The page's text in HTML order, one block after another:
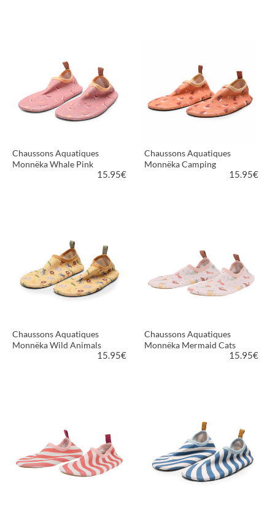
Chaussons Aquatiques
Monnëka Whale Pink
15.95€
Chaussons Aquatiques
Monnëka Camping
15.95€
Chaussons Aquatiques
Monnëka Wild Animals
15.95€
Chaussons Aquatiques
Monnëka Mermaid Cats
15.95€